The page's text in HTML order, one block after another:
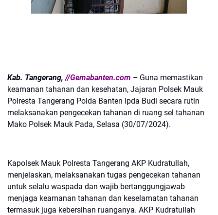
Kab. Tangerang, //Gemabanten.com – Guna memastikan
keamanan tahanan dan kesehatan, Jajaran Polsek Mauk
Polresta Tangerang Polda Banten Ipda Budi secara rutin
melaksanakan pengecekan tahanan di ruang sel tahanan
Mako Polsek Mauk Pada, Selasa (30/07/2024).
Kapolsek Mauk Polresta Tangerang AKP Kudratullah,
menjelaskan, melaksanakan tugas pengecekan tahanan
untuk selalu waspada dan wajib bertanggungjawab
menjaga keamanan tahanan dan keselamatan tahanan
termasuk juga kebersihan ruanganya. AKP Kudratullah